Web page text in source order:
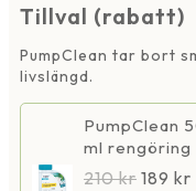
Tillval (rabatt)
PumpClean tar bort
livslängd.
PumpClean
ml rengöring
210kr 189 kr